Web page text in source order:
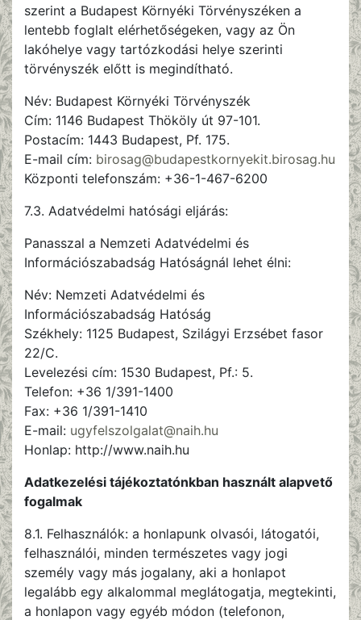
szerint a Budapest Környéki Törvényszéken a
lentebb foglalt elérhetőségeken, vagy az Ön
lakóhelye vagy tartózkodási helye szerinti
törvényszék előtt is megindítható.
Név: Budapest Környéki Törvényszék
Cím: 1146 Budapest Thököly út 97-101.
Postacím: 1443 Budapest, Pf. 175.
E-mail cím: birosag@budapestkornyekit.birosag.hu
Központi telefonszám: +36-1-467-6200
7.3. Adatvédelmi hatósági eljárás:
Panasszal a Nemzeti Adatvédelmi és
Információszabadság Hatóságnál lehet élni:
Név: Nemzeti Adatvédelmi és
Információszabadság Hatóság
Székhely: 1125 Budapest, Szilágyi Erzsébet fasor
22/C.
Levelezési cím: 1530 Budapest, Pf.: 5.
Telefon: +36 1/391-1400
Fax: +36 1/391-1410
E-mail: ugyfelszolgalat@naih.hu
Honlap: http://www.naih.hu
Adatkezelési tájékoztatónkban használt alapvető
fogalmak
8.1. Felhasználók: a honlapunk olvasói, látogatói,
felhasználói, minden természetes vagy jogi
személy vagy más jogalany, aki a honlapot
legalább egy alkalommal meglátogatja, megtekinti,
a honlapon vagy egyéb módon (telefonon,